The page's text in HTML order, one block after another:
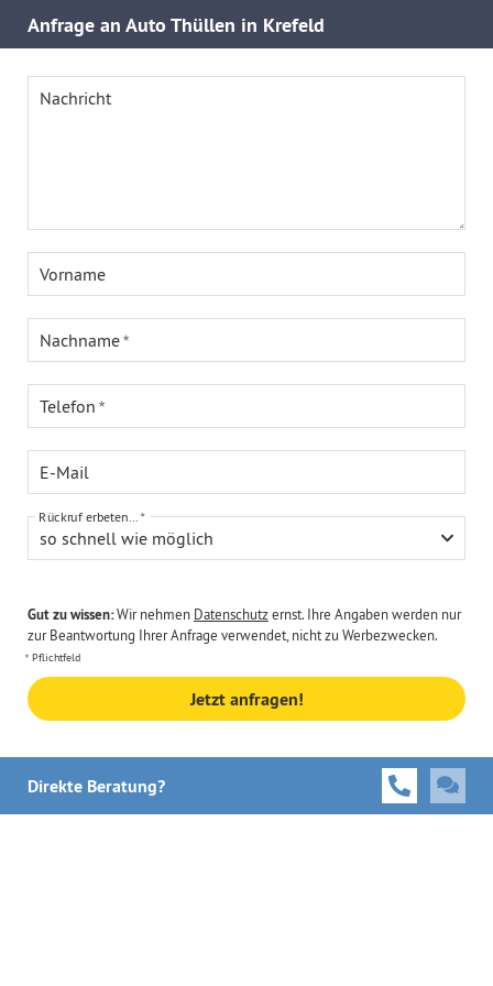
Anfrage an Auto Thüllen in Krefeld
Nachricht
Vorname
Nachname
Telefon
E-Mail
so schnell wie möglich
Rückruf erbeten...
Gut zu wissen:Wir nehmen Datenschutzernst. Ihre Angaben werden nur
zur Beantwortung Ihrer Anfrage verwendet, nicht zu Werbezwecken.
Pflichtfeld
Jetzt anfragen!
Direkte Beratung?